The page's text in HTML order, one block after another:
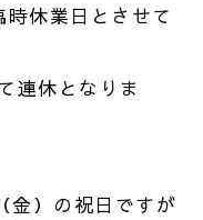
時休業日とさせて
連休となりま
金）の祝日ですが